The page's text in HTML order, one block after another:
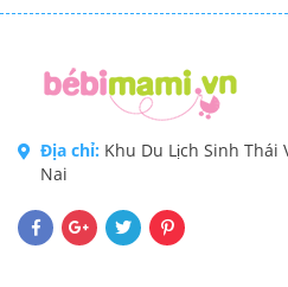
Địa chỉ: Khu Du Lịch Sinh Thái
Nai